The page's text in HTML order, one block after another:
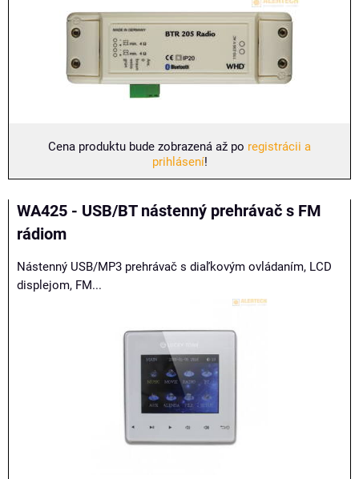
Cena produktu bude zobrazená až po registrácii a
prihlásení!
WA425 - USB/BT nástenný prehrávač s FM
rádiom
Nástenný USB/MP3 prehrávač s diaľkovým ovládaním, LCD
displejom, FM...